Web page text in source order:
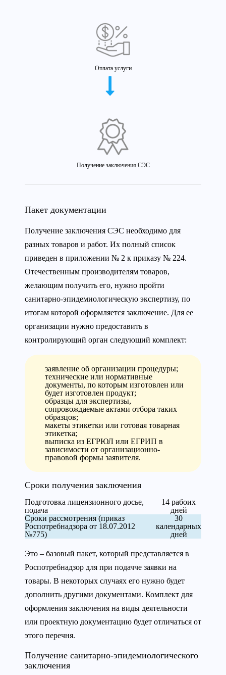
Оплата услуги
Получение заключения СЭС
Пакет документации
Получение заключения СЭС необходимо для
разных товаров и работ. Их полный список
приведен в приложении № 2 к приказу № 224.
Отечественным производителям товаров,
желающим получить его, нужно пройти
санитарно-эпидемиологическую экспертизу, по
итогам которой оформляется заключение. Для ее
организации нужно предоставить в
контролирующий орган следующий комплект:
заявление об организации процедуры;
технические или нормативные
документы, по которым изготовлен или
будет изготовлен продукт;
образцы для экспертизы,
сопровождаемые актами отбора таких
образцов;
макеты этикетки или готовая товарная
этикетка;
выписка из ЕГРЮЛ или ЕГРИП в
зависимости от организационно-
правовой формы заявителя.
Сроки получения заключения
Подготовка лицензионного досье,
подача
14 рабоих
дней
Сроки рассмотрения (приказ
Роспотребнадзора от 18.07.2012
№775)
30
календарных
дней
Это – базовый пакет, который представляется в
Роспотребнадзор для при подачче заявки на
товары. В некоторых случаях его нужно будет
дополнить другими документами. Комплект для
оформления заключения на виды деятельности
или проектную документацию будет отличаться от
этого перечня.
Получение санитарно-эпидемиологического
заключения